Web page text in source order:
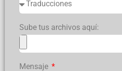
Sube tus archivos aquí:
Mensaje